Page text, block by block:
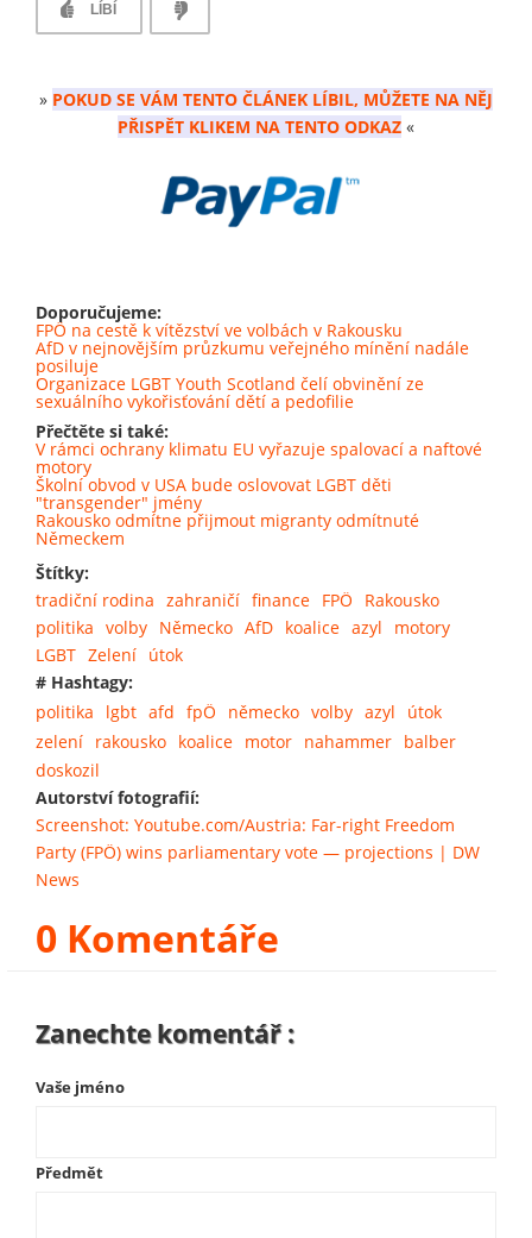
LÍBÍ
» POKUD SE VÁM TENTO ČLÁNEK LÍBIL, MŮŽETE NA NĚJ
PŘISPĚT KLIKEM NA TENTO ODKAZ «
Doporučujeme:
FPÖ na cestě k vítězství ve volbách v Rakousku
AfD v nejnovějším průzkumu veřejného mínění nadále
posiluje
Organizace LGBT Youth Scotland čelí obvinění ze
sexuálního vykořisťování dětí a pedofilie
Přečtěte si také:
V rámci ochrany klimatu EU vyřazuje spalovací a naftové
motory
Školní obvod v USA bude oslovovat LGBT děti
"transgender" jmény
Rakousko odmítne přijmout migranty odmítnuté
Německem
Štítky:
tradiční rodina zahraničí finance FPÖ
Rakousko
politika volby Německo AfD koalice azyl
motory
LGBT Zelení útok
# Hashtagy:
politika
lgbt afd fpÖ německo volby azyl
útok
zelení rakousko koalice motor nahammer balber
doskozil
Autorství fotografií:
Screenshot: Youtube.com/Austria: Far-right Freedom
Party (FPÖ) wins parliamentary vote — projections | DW
News
0 Komentáře
Zanechte komentář :
Vaše jméno
Předmět